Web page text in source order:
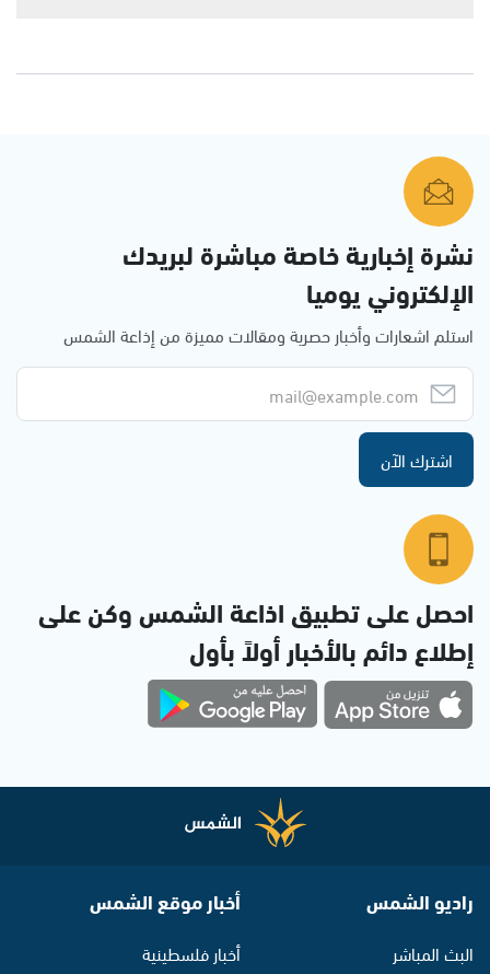
نشرة إخبارية خاصة مباشرة لبريدك
الإلكتروني يوميا
استلم اشعارات وأخبار حصرية ومقالات مميزة من إذاعة الشمس
اشترك الآن
احصل على تطبيق اذاعة الشمس وكن على
إطلاع دائم بالأخبار أولاً بأول
راديو الشمس
البث المباشر
أخبار موقع الشمس
أخبار فلسطينية